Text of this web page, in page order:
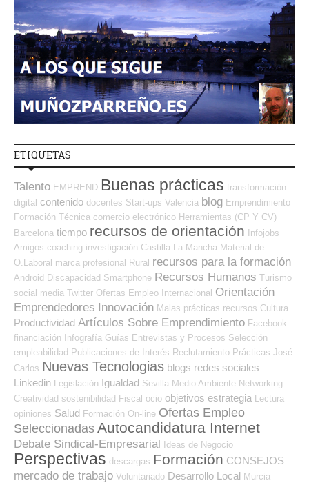
ETIQUETAS
Talento EMPREND Buenas prácticas transformación
digital contenido docentes Start-ups Valencia blog Emprendimiento
Formación Técnica comercio electrónico Herramientas (CP Y CV)
Barcelona tiempo recursos de orientación
Infojobs
Amigos coaching investigación Castilla La Mancha Material de
O.Laboral marca profesional Rural recursos para la formación
Android Discapacidad Smartphone Recursos Humanos Turismo
social media Twitter Ofertas Empleo Internacional Orientación
Emprendedores Innovación Malas prácticas recursos Cultura
Productividad Artículos Sobre Emprendimiento Facebook
financiación
Infografía Guías Entrevistas y Procesos Selección
empleabilidad Publicaciones de Interés Reclutamiento Prácticas José
Carlos Nuevas Tecnologias blogs redes sociales
Linkedin
Legislación Igualdad Sevilla Medio Ambiente Networking
Creatividad sostenibilidad Fiscal ocio objetivos estrategia
Lectura
opiniones Salud Formación On-line Ofertas Empleo
Seleccionadas Autocandidatura Internet
Debate Sindical-Empresarial Ideas de Negocio
Perspectivas descargas Formación CONSEJOS
mercado de trabajo Voluntariado Desarrollo Local Murcia